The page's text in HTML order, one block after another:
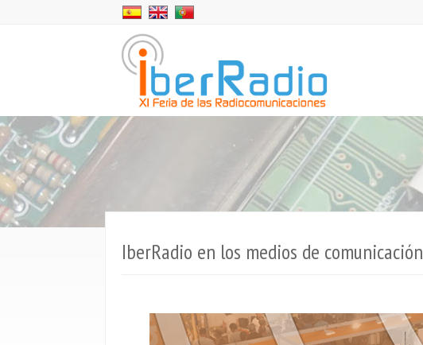
IberRadio en los medios de comunicación